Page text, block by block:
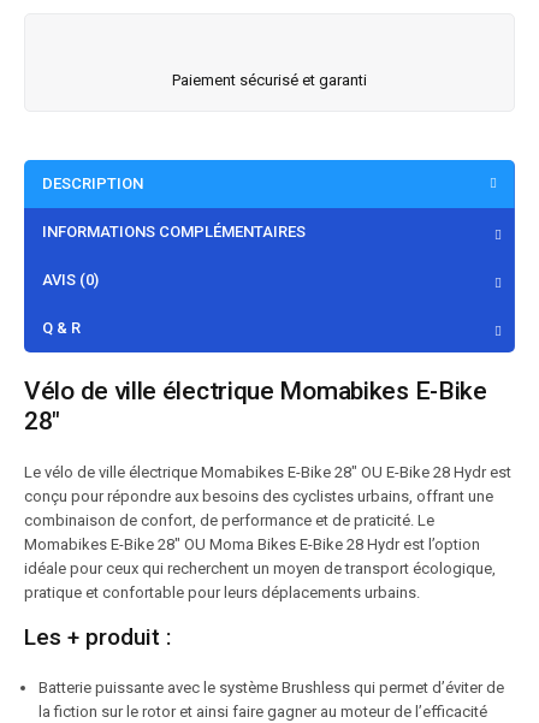
Paiement sécurisé et garanti
DESCRIPTION
INFORMATIONS COMPLÉMENTAIRES
AVIS (0)
Q & R
Vélo de ville électrique Momabikes E-Bike
28″
Le vélo de ville électrique Momabikes E-Bike 28″ OU E-Bike 28 Hydr est
conçu pour répondre aux besoins des cyclistes urbains, offrant une
combinaison de confort, de performance et de praticité. Le
Momabikes E-Bike 28″ OU Moma Bikes E-Bike 28 Hydr est l’option
idéale pour ceux qui recherchent un moyen de transport écologique,
pratique et confortable pour leurs déplacements urbains.
Les + produit :
Batterie puissante avec le système Brushless qui permet d’éviter de
la fiction sur le rotor et ainsi faire gagner au moteur de l’efficacité